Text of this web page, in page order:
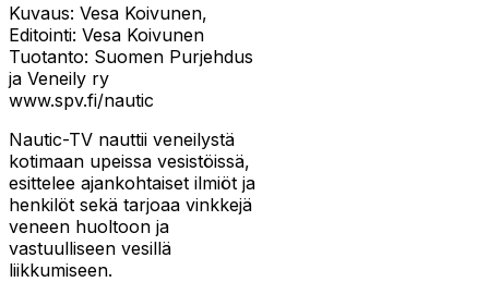
Kuvaus: Vesa Koivunen,
Editointi: Vesa Koivunen
Tuotanto: Suomen Purjehdus
ja Veneily ry
www.spv.fi/nautic
Nautic-TV nauttii veneilystä
kotimaan upeissa vesistöissä,
esittelee ajankohtaiset ilmiöt ja
henkilöt sekä tarjoaa vinkkejä
veneen huoltoon ja
vastuulliseen vesillä
liikkumiseen.